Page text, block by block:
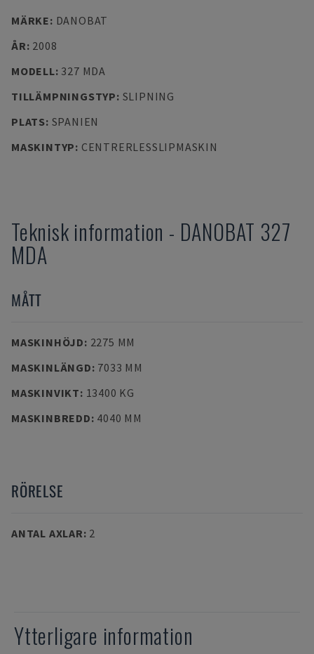
MÄRKE: DANOBAT
ÅR: 2008
MODELL: 327 MDA
TILLÄMPNINGSTYP: SLIPNING
PLATS: SPANIEN
MASKINTYP: CENTRERLESSLIPMASKIN
Teknisk information - DANOBAT 327
MDA
MÅTT
MASKINHÖJD: 2275 MM
MASKINLÄNGD: 7033 MM
MASKINVIKT: 13400 KG
MASKINBREDD: 4040 MM
RÖRELSE
ANTAL AXLAR: 2
Ytterligare information